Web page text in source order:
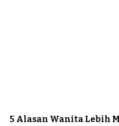
5 Alasan Wanita Lebih